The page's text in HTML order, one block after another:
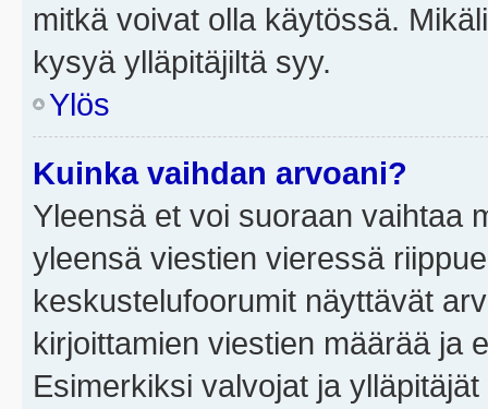
mitkä voivat olla käytössä.
kysyä ylläpitäjiltä syy.
Ylös
Kuinka vaihdan arvoani?
Yleensä et voi suoraan vaihtaa
yleensä viestien vieressä
keskustelufoorumit näyttävät
kirjoittamien viestien määrää ja
Esimerkiksi valvojat ja